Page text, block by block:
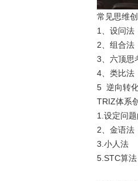
常见思维
1、设问法
2、组合法
3、六顶思
4、类比法
5 逆向转
TRIZ体系
1.设定问
2、金语法
3.小人法
5.STC算法